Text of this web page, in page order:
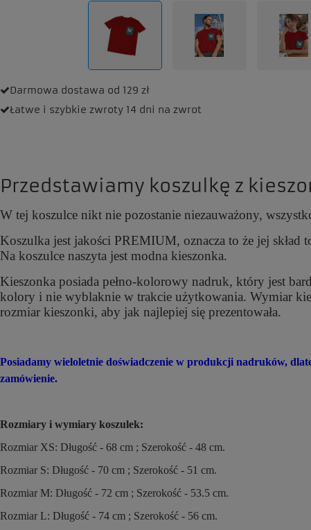
Darmowa dostawa od 129 zł
Łatwe i szybkie zwroty 14 dni na zwrot
Przedstawiamy koszulkę z
W tej koszulce nikt nie pozostanie niezauważony,
Koszulka jest jakości PREMIUM, oznacza to że jej skład
Na koszulce naszyta jest modna kieszonka.
Kieszonka posiada pełno-kolorowy nadruk, który jest
kolory i nie wyblaknie w trakcie użytkowania. Wymiar
rozmiar kieszonki, aby jak najlepiej się prezentowała.
Posiadamy wieloletnie doświadczenie w produkcji nadruków,
zamówienie.
Rozmiary i wymiary koszulek:
Rozmiar XS: Długość - 68 cm ; Szerokość - 48 cm.
Rozmiar S: Długość - 70 cm ; Szerokość - 51 cm.
Rozmiar M: Długość - 72 cm ; Szerokość - 53.5 cm.
Rozmiar L: Długość - 74 cm ; Szerokość - 56 cm.